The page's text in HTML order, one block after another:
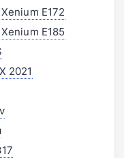
E172
E185
2021